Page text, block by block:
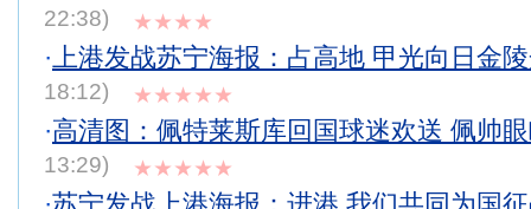
22:38)
★★★★
·上港发战苏宁海报：占高地 甲光向日金
18:12)
★★★★★
·高清图：佩特莱斯库回国球迷欢送 佩帅
13:29)
★★★★★